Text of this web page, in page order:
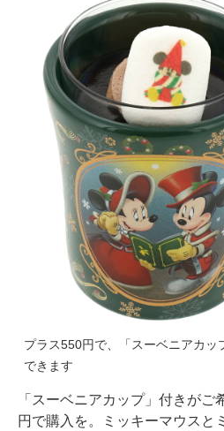
プラス550円で、「スーベニアカッ
できます
「スーベニアカップ」付きが
円で購入を。ミッキーマウスと